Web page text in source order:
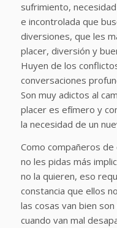
sufrimiento,
e incontrolada que
diversiones, que les
placer, diversión y
Huyen de los
conversaciones
Son muy adictos al
placer es efímero y
la necesidad de un
Como compañeros
no les pidas más
no la quieren, eso
constancia que ellos
las cosas van bien
cuando van mal